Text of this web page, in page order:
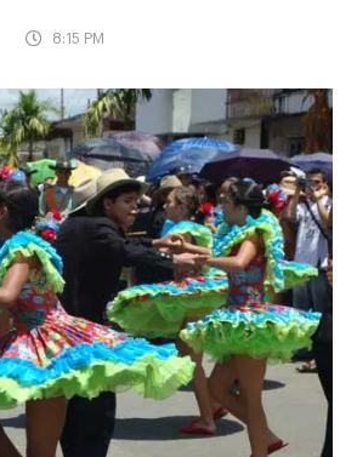
8:15 PM